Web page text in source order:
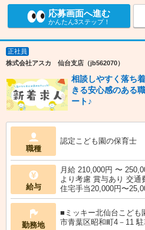
応募画面へ進む
かんたん3ステップ！
正社員
株式会社アスカ 仙台支店（jb562070）
相談しやすく落ち
きる安心感のある
ート♪
職種
認定こども園の保育士
給与
月給 210,000円 〜
より考慮 賞与あり 交通
住宅手当20,000円〜
勤務地
■ミッキー北仙台こども
市青葉区昭和町4－11 駐